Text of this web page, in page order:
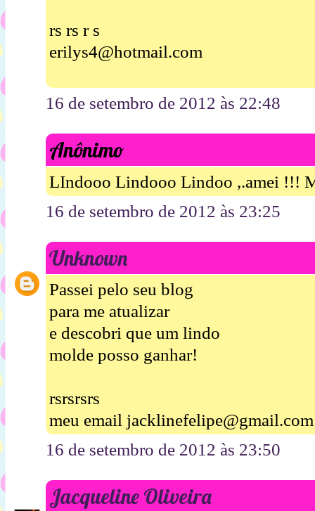
rs rs r s
erilys4@hotmail.com
16 de setembro de 2012 às 22:48
Anônimo
LIndooo Lindooo Lindoo ,.amei !!!
16 de setembro de 2012 às 23:25
Unknown
Passei pelo seu blog
para me atualizar
e descobri que um lindo
molde posso ganhar!
rsrsrsrs
meu email jacklinefelipe@gmail.com
16 de setembro de 2012 às 23:50
Jacqueline Oliveira